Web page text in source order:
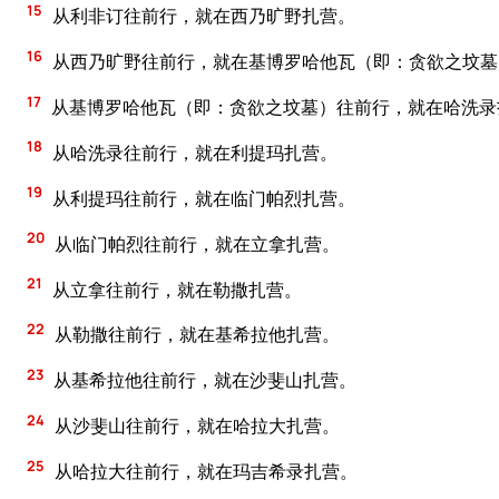
15 从利非订往前行，就在西乃旷野扎营。
16 从西乃旷野往前行，就在基博罗哈他瓦（即：贪欲之坟墓
17 从基博罗哈他瓦（即：贪欲之坟墓）往前行，就在哈洗录
18 从哈洗录往前行，就在利提玛扎营。
19 从利提玛往前行，就在临门帕烈扎营。
20 从临门帕烈往前行，就在立拿扎营。
21 从立拿往前行，就在勒撒扎营。
22 从勒撒往前行，就在基希拉他扎营。
23 从基希拉他往前行，就在沙斐山扎营。
24 从沙斐山往前行，就在哈拉大扎营。
25 从哈拉大往前行，就在玛吉希录扎营。